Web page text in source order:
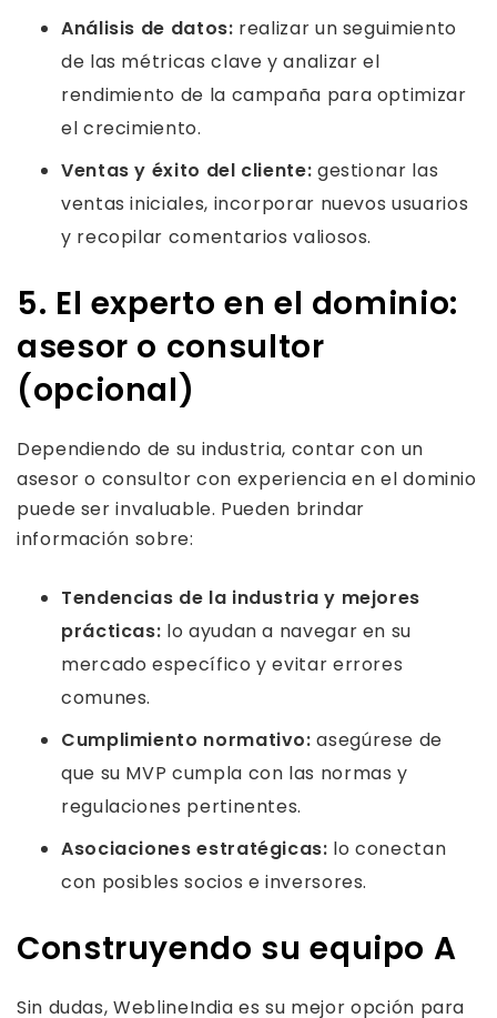
Análisis de datos: realizar un seguimiento
de las métricas clave y analizar el
rendimiento de la campaña para optimizar
el crecimiento.
Ventas y éxito del cliente: gestionar las
ventas iniciales, incorporar nuevos usuarios
y recopilar comentarios valiosos.
5. El experto en el dominio:
asesor o consultor
(opcional)
Dependiendo de su industria, contar con un
asesor o consultor con experiencia en el dominio
puede ser invaluable. Pueden brindar
información sobre:
Tendencias de la industria y mejores
prácticas: lo ayudan a navegar en su
mercado específico y evitar errores
comunes.
Cumplimiento normativo: asegúrese de
que su MVP cumpla con las normas y
regulaciones pertinentes.
Asociaciones estratégicas: lo conectan
con posibles socios e inversores.
Construyendo su equipo A
Sin dudas, WeblineIndia es su mejor opción para